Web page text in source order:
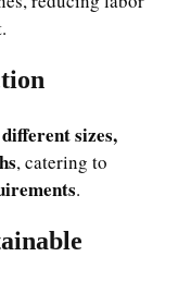
different sizes,
, catering to
.